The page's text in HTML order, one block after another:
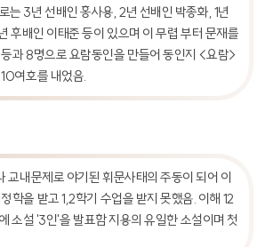
는 3년 선배인 홍사용, 2년 선배인 박종화, 1년
후배인 이태준 등이 있으며 이 무렵 부터 문재를
과 8명으로 요람동인을 만들어 동인지 <요람>
여호를 내었음.
교내문제로 야기된 휘문사태의 주동이 되어 이
학을 받고 1,2학기 수업을 받지 못했음. 이해 12
소설 '3인'을 발표함 지용의 유일한 소설이며 첫